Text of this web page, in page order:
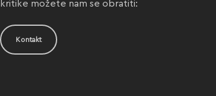
kritike možete nam se obratiti:
Kontakt